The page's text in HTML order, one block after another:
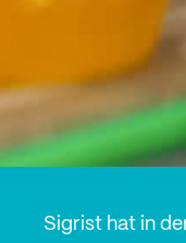
Sigrist hat in